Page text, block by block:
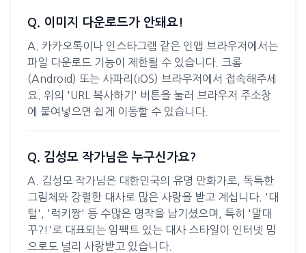
Q. 이미지 다운로드가 안돼요!
A. 카카오톡이나 인스타그램 같은 인앱 브라우저에서는
파일 다운로드 기능이 제한될 수 있습니다. 크롬
(Android) 또는 사파리(iOS) 브라우저에서 접속해주세
요. 위의 'URL 복사하기' 버튼을 눌러 브라우저 주소창
에 붙여넣으면 쉽게 이동할 수 있습니다.
Q. 김성모 작가님은 누구신가요?
A. 김성모 작가님은 대한민국의 유명 만화가로, 독특한
그림체와 강렬한 대사로 많은 사랑을 받고 계십니다. '대
털', '럭키짱' 등 수많은 명작을 남기셨으며, 특히 '말대
꾸?!'로 대표되는 임팩트 있는 대사 스타일이 인터넷 밈
으로도 널리 사랑받고 있습니다.